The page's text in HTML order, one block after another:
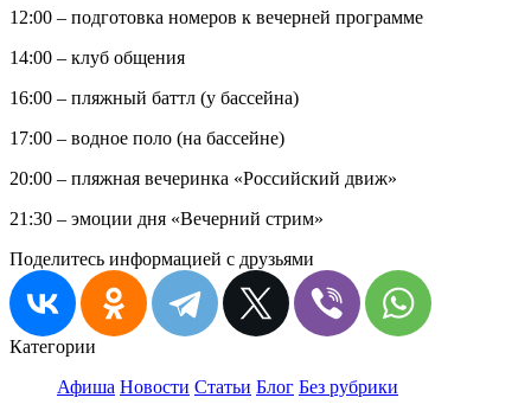
12:00 – подготовка номеров к вечерней программе
14:00 – клуб общения
16:00 – пляжный баттл (у бассейна)
17:00 – водное поло (на бассейне)
20:00 – пляжная вечеринка «Российский движ»
21:30 – эмоции дня «Вечерний стрим»
Поделитесь информацией с друзьями
Категории
Афиша Новости Статьи Блог Без рубрики